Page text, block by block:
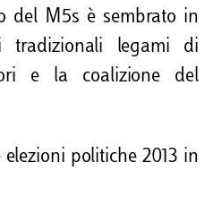
del M5s è sembrato in
tradizionali legami di
e la coalizione del
elezioni politiche 2013 in